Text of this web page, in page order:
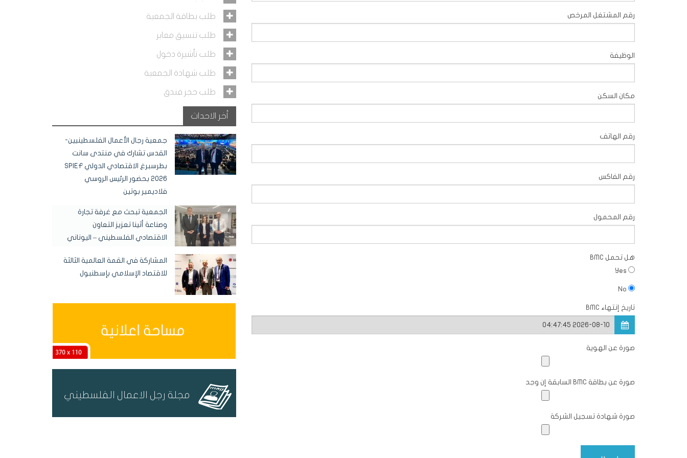
رقم المشتغل المرخص
الوظيفة
مكان السكن
رقم الهاتف
رقم الفاكس
رقم المحمول
هل تحمل BMC
تاريخ إنتهاء BMC
صورة عن الهوية
صورة عن بطاقة BMC السابقة إن وجد
صورة شهادة تسجيل الشركة
طلب بطاقة الجمعية
طلب تنسيق معابر
طلب تأشيرة دخول
طلب شهادة الجمعية
طلب حجز فندق
أخر الاحداث
جمعية رجال الأعمال الفلسطينيين-
القدس تشارك في منتدى سانت
بطرسبرغ الاقتصادي الدولي SPIEF
2026 بحضور الرئيس الروسي
فلاديمير بوتين
الجمعية تبحث مع غرفة تجارة
وصناعة أثينا تعزيز التعاون
الاقتصادي الفلسطيني – اليوناني
المشاركة في القمة العالمية الثالثة
للاقتصاد الإسلامي بإسطنبول
مجلة رجل الاعمال الفلسطيني